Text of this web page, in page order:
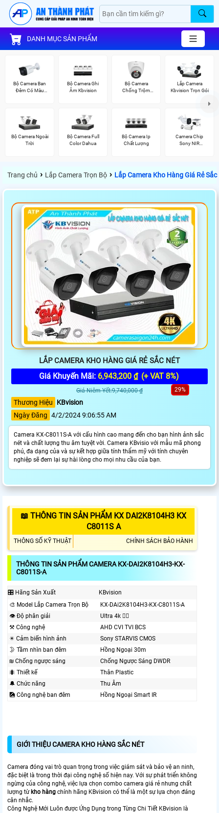
DANH MỤC SẢN PHẨM
Bộ Camera Ban
Đêm Có Màu
Bộ Camera Ghi
Âm Kbvision
Bộ Camera
Chống Trộm
Lắp Camera
Kbvision Trọn Gói
Bộ Camera Ngoài
Trời
Bộ Camera Full
Color Dahua
Bộ Camera Ip
Chất Lượng
Camera Chip
Sony NIR
Trang chủ › Lắp Camera Trọn Bộ › Lắp Camera Kho Hàng Giá Rẻ Sắc
LẮP CAMERA KHO HÀNG GIÁ RẺ SẮC NÉT
Giá Khuyến Mãi: 6,943,200 ₫ (+ VAT 8%)
Giá Niêm Yết:9,740,000 ₫ 29%
Thương Hiệu
KBvision
Ngày Đăng 4/2/2024 9:06:55 AM
Camera KX-C8011S-A với cấu hình cao mang đến cho bạn hình ảnh sắc
nét và chất lượng thu âm tuyệt vời. Camera KBvisio với mẫu mã phong
phú, đa dạng của và sự kết hợp giữa tính thẩm mỹ với tính chuyên
nghiệp sẽ đem lại sự hài lòng cho mọi nhu cầu của bạn.
📖 THÔNG TIN SẢN PHẨM KX DAI2K8104H3 KX
C8011S A
THÔNG SỐ KỸ THUẬT CHÍNH SÁCH BẢO HÀNH
THÔNG TIN SẢN PHẨM CAMERA KX-DAI2K8104H3-KX-
C8011S-A
🎛 Hãng Sản Xuất
KBvision
🎨 Model Lắp Camera Trọn Bộ
KX-DAi2K8104H3-KX-C8011S-A
👁 Độ phân giải
Ultra 4k 👍🏾
⚒ Công nghệ
AHD CVI TVI BCS
✴️ Cảm biến hình ảnh
Sony STARVIS CMOS
🌛 Tầm nhìn ban đêm
Hồng Ngoại 30m
₪ Chống ngược sáng
Chống Ngược Sáng DWDR
🐜 Thiết kế
Thân Plastic
🔔 Chức năng
Thu Âm
🎑 Công nghệ ban đêm
Hồng Ngoại Smart IR
GIỚI THIỆU CAMERA KHO HÀNG SẮC NÉT
Camera đóng vai trò quan trọng trong việc giám sát và bảo vệ an ninh,
đặc biệt là trong thời đại công nghệ số hiện nay. Với sự phát triển không
ngừng của công nghệ, việc lựa chọn combo camera giá rẻ nhưng chất
lượng từ kho hàng chính hãng KBvision có thể là một sự lựa chọn đáng
cân nhắc.
Công Nghệ Mới Luôn được Ứng Dụng trong Từng Chi Tiết KBvision là